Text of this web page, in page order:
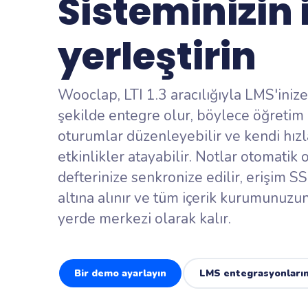
Bilgiyi
Beyin
Sisteminizin
yerleştirin
Wooclap, LTI 1.3 aracılığıyla
şekilde entegre olur, böylece öğretim
oturumlar düzenleyebilir ve kendi
etkinlikler atayabilir. Notlar otomatik
defterinize senkronize edilir, erişim
altına alınır ve tüm içerik kurumunuzun
yerde merkezi olarak kalır.
Bir demo ayarlayın LMS